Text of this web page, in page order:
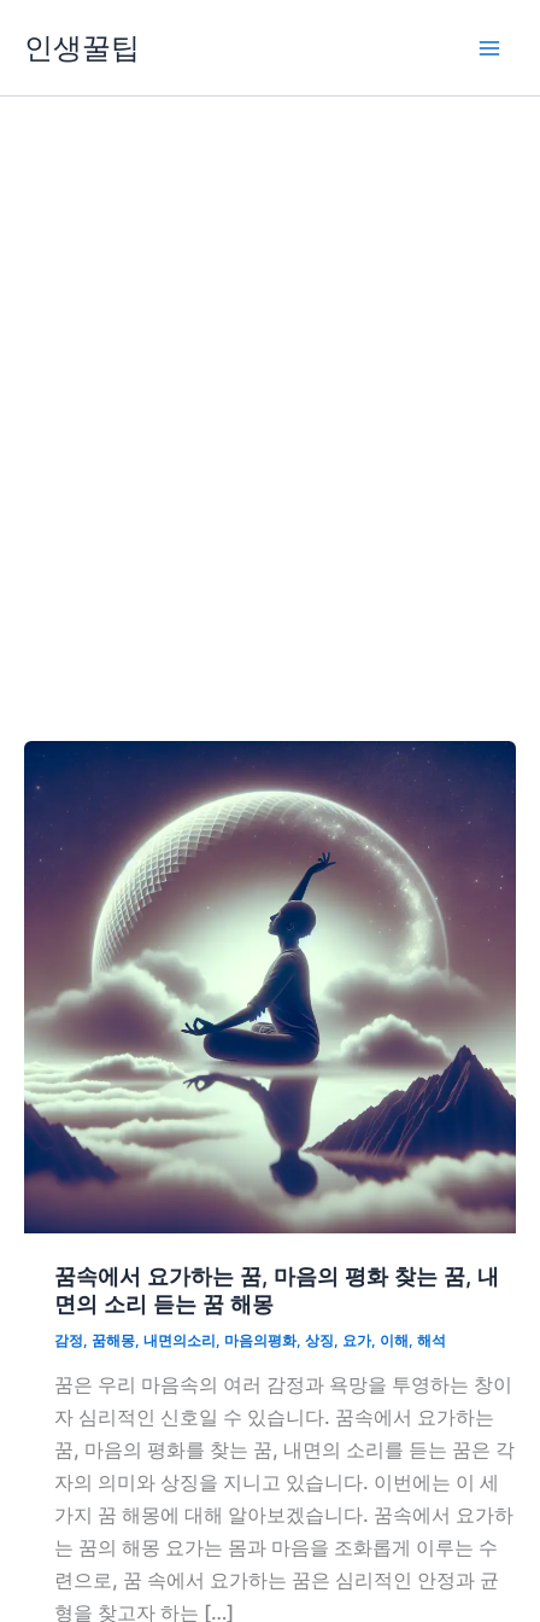
인생꿀팁
꿈속에서 요가하는 꿈, 마음의 평화 찾는 꿈, 내
면의 소리 듣는 꿈 해몽
감정, 꿈해몽, 내면의소리 , 마음의평화, 상징, 요가, 이해 , 해석
꿈은 우리 마음속의 여러 감정과 욕망을 투영하는 창이
자 심리적인 신호일 수 있습니다. 꿈속에서 요가하는
꿈, 마음의 평화를 찾는 꿈, 내면의 소리를 듣는 꿈은 각
자의 의미와 상징을 지니고 있습니다. 이번에는 이 세
가지 꿈 해몽에 대해 알아보겠습니다. 꿈속에서 요가하
는 꿈의 해몽 요가는 몸과 마음을 조화롭게 이루는 수
련으로, 꿈 속에서 요가하는 꿈은 심리적인 안정과 균
형을 찾고자 하는 […]